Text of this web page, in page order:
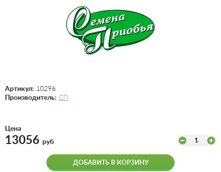
Артикул: 10296
Производитель: СП
Цена
13056 руб 1
ДОБАВИТЬ В КОРЗИНУ